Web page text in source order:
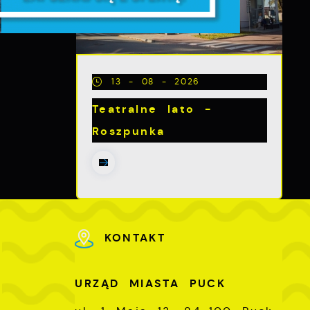
13 - 08 - 2026
Teatralne lato -
Roszpunka
KONTAKT
URZĄD MIASTA PUCK